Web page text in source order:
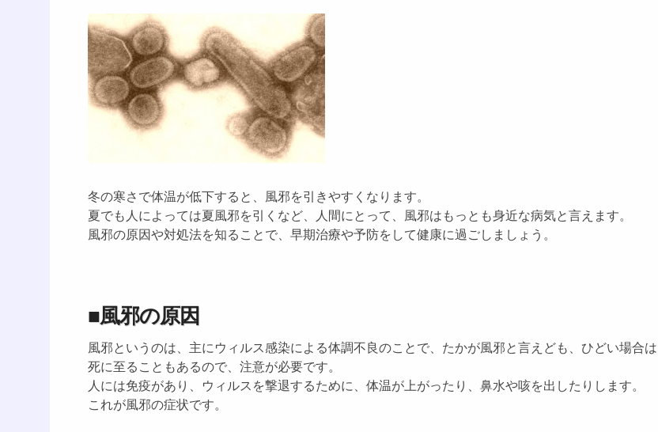
冬の寒さで体温が低下すると、風邪を引きやすくなります。
夏でも人によっては夏風邪を引くなど、人間にとって、風邪はもっとも身近な病気と言えます。
風邪の原因や対処法を知ることで、早期治療や予防をして健康に過ごしましょう。
■風邪の原因
風邪というのは、主にウィルス感染による体調不良のことで、たかが風邪と言えども、ひどい場合は
死に至ることもあるので、注意が必要です。
人には免疫があり、ウィルスを撃退するために、体温が上がったり、鼻水や咳を出したりします。
これが風邪の症状です。